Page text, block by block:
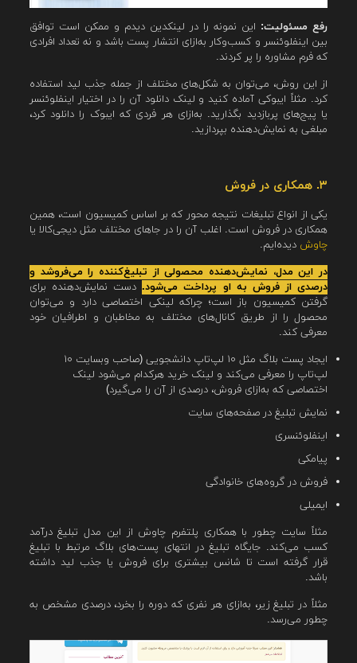
رفع مسئولیت: این نمونه را در لینکدین دیدم و ممکن است توافق
بین اینفلوئنسر و کسب‌وکار به‌ازای انتشار پست باشد و نه تعداد افرادی
که فرم مشاوره را پر کردند.
از این روش، می‌توان به شکل‌های مختلف از جمله جذب لید استفاده
کرد. مثلاً ایبوکی آماده کنید و لینک دانلود آن را در اختیار اینفلوئنسر
یا پیج‌های پربازدید بگذارید. به‌ازای هر فردی که ایبوک را دانلود کرد،
مبلغی به نمایش‌دهنده بپردازید.
۳. همکاری در فروش
یکی از انواع تبلیغات نتیجه محور که بر اساس کمیسیون است، همین
همکاری در فروش است. اغلب آن را در جاهای مختلف مثل دیجی‌کالا یا
چاوش دیده‌ایم.
در این مدل، نمایش‌دهنده محصولی از تبلیغ‌کننده را می‌فروشد و
درصدی از فروش به او پرداخت می‌شود.دست نمایش‌دهنده برای
گرفتن کمیسیون باز است؛ چراکه لینکی اختصاصی دارد و می‌توان
محصول را از طریق کانال‌های مختلف به مخاطبان و اطرافیان خود
معرفی کند.
ایجاد پست بلاگ مثل ۱۰ لپ‌تاپ دانشجویی (صاحب وبسایت ۱۰
لپ‌تاپ را معرفی می‌کند و لینک خرید هرکدام می‌شود لینک
اختصاصی که به‌ازای فروش، درصدی از آن را می‌گیرد)
نمایش تبلیغ در صفحه‌های سایت
اینفلوئنسری
پیامکی
فروش در گروه‌های خانوادگی
ایمیلی
مثلاً سایت چطور با همکاری پلتفرم چاوش از این مدل تبلیغ درآمد
کسب می‌کند. جایگاه تبلیغ در انتهای پست‌های بلاگ مرتبط با تبلیغ
قرار گرفته است تا شانس بیشتری برای فروش یا جذب لید داشته
باشد.
مثلاً در تبلیغ زیر، به‌ازای هر نفری که دوره را بخرد، درصدی مشخص به
چطور می‌رسد.